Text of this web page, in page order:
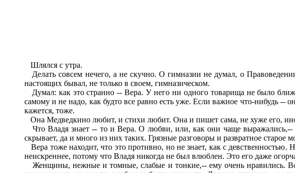
Шлялся с утра.
Делать совсем нечего, а не скучно. О гимназии не думал, о
настоящих бывал, не только в своем, гимназическом.
Думал: как это странно -- Вера. У него ни одного товарища не было
самому и не надо, как будто все равно есть уже. Если важное что-нибудь --
кажется, тоже.
Она Медведкино любит, и стихи любит. Она и пишет сама, не хуже его,
Что Владя знает -- то и Вера. О любви, или, как они чаще выражались,--
скрывает, да и много из них таких. Грязные разговоры и развратное старое
Вера тоже находит, что это противно, но не знает, как с
неискреннее, потому что Владя никогда не был влюблен. Это его даже
Женщины, нежные и томные, слабые и тонкие,-- ему очень нравились.